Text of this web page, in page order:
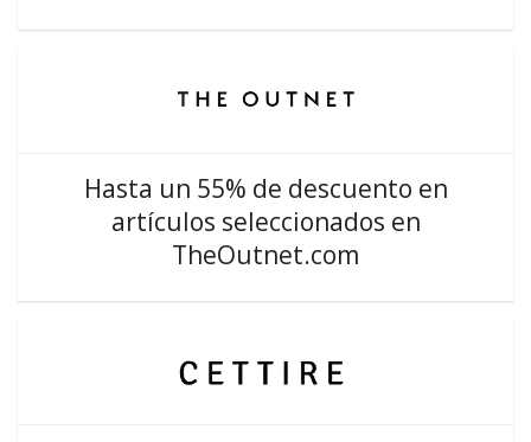
Hasta un 55% de descuento en
artículos seleccionados en
TheOutnet.com